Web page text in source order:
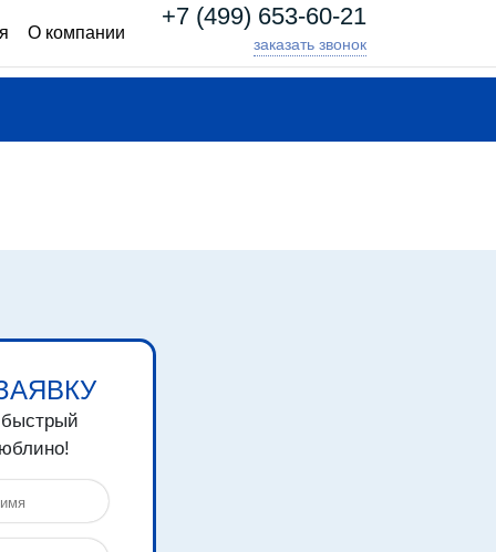
О компании
+7 (499) 653-60-21
заказать звонок